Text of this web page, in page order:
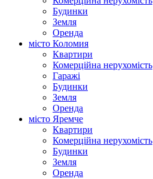
Будинки
Земля
Оренда
місто Коломия
Квартири
Комерційна нерухомість
Гаражі
Будинки
Земля
Оренда
місто Яремче
Квартири
Комерційна нерухомість
Будинки
Земля
Оренда